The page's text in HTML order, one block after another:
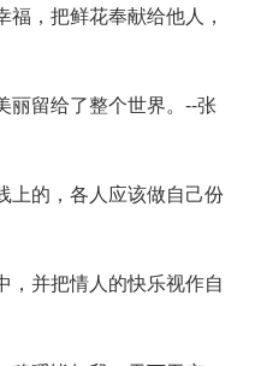
，把鲜花奉献给他人，
丽留给了整个世界。--张
上的，各人应该做自己份
，并把情人的快乐视作自